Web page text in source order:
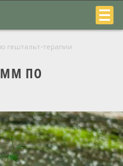
гештальт-терапии
ПО